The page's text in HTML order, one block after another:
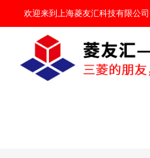
欢迎来到 上海菱友汇科技有限公司